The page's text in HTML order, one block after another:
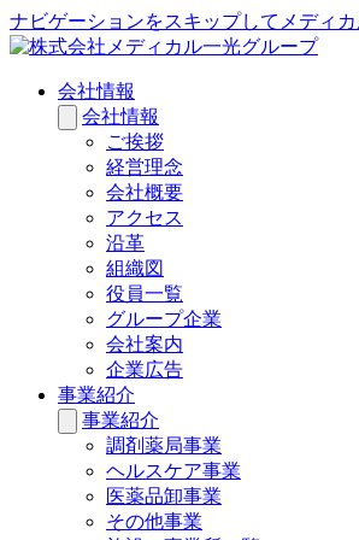
ナビゲーションをスキップしてメディ
会社情報
会社情報
ご挨拶
経営理念
会社概要
アクセス
沿革
組織図
役員一覧
グループ企業
会社案内
企業広告
事業紹介
事業紹介
調剤薬局事業
ヘルスケア事業
医薬品卸事業
その他事業